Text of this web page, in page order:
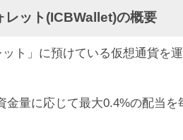
ラブルと無縁。
出金できない状況が続くICBウ
できない状況が続くICBウォレ
のログイン画面リニューアルの
レット(ICBWallet)の概要
ット」に預けている仮想通貨を
金量に応じて最大0.4%の配当